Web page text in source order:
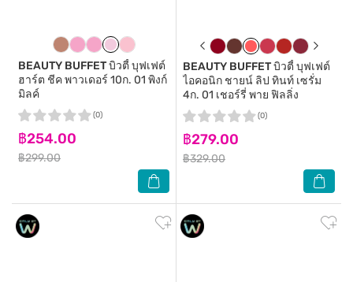
BEAUTY BUFFETบิวตี้ บุฟเฟต์
ฮาร์ต ชีค พาวเดอร์ 10ก. 01 พิงก์
มิลค์
฿254.00
฿299.00
(0)
BEAUTY BUFFETบิวตี้ บุฟเฟต์
ไอคอนิก ชายน์ ลิป ทินท์ เซรั่ม
4ก. 01 เชอร์รี่ พาย ฟิลลิ่ง
฿279.00
฿329.00
(0)